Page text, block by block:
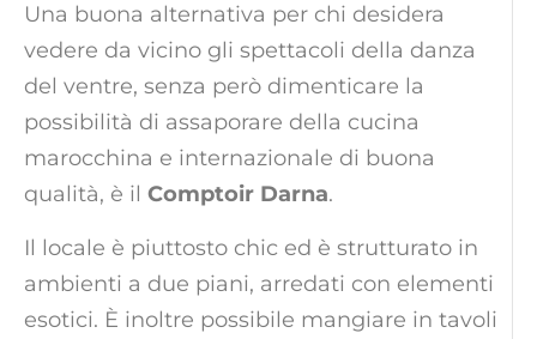
Una buona alternativa per chi desidera
vedere da vicino gli spettacoli della danza
del ventre, senza però dimenticare la
possibilità di assaporare della cucina
marocchina e internazionale di buona
qualità, è il Comptoir Darna.
Il locale è piuttosto chic ed è strutturato in
ambienti a due piani, arredati con elementi
esotici. È inoltre possibile mangiare in tavoli